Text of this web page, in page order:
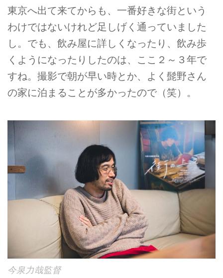
東京へ出て来てからも、一番好きな街という
わけではないけれど足しげく通っていました
し。でも、飲み屋に詳しくなったり、飲み歩
くようになったりしたのは、ここ２～３年で
すね。撮影で朝が早い時とか、よく髭野さん
の家に泊まることが多かったので（笑）。
今泉力哉監督